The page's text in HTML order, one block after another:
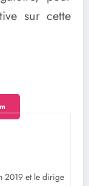
sur cette
2019 et le dirige